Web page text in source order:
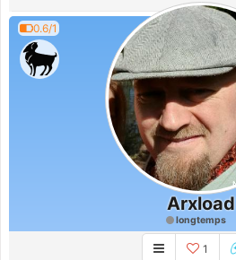
0.6/1
Arxload
longtemps
1